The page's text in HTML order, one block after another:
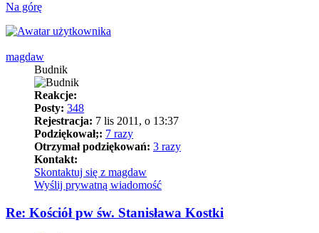
Na górę
magdaw
Budnik
Reakcje:
Posty: 348
Rejestracja: 7 lis 2011, o 13:37
Podziękował;: 7 razy
Otrzymał podziękowań: 3 razy
Kontakt:
Skontaktuj się z magdaw
Wyślij prywatną wiadomość
Re: Kościół pw św. Stanisława Kostki